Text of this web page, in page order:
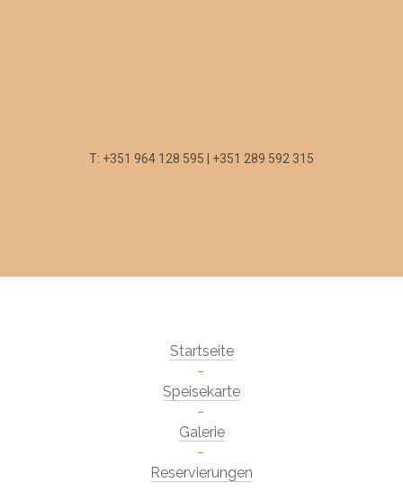
T: +351 964 128 595 | +351 289 592 315
Startseite
Speisekarte
Galerie
Reservierungen